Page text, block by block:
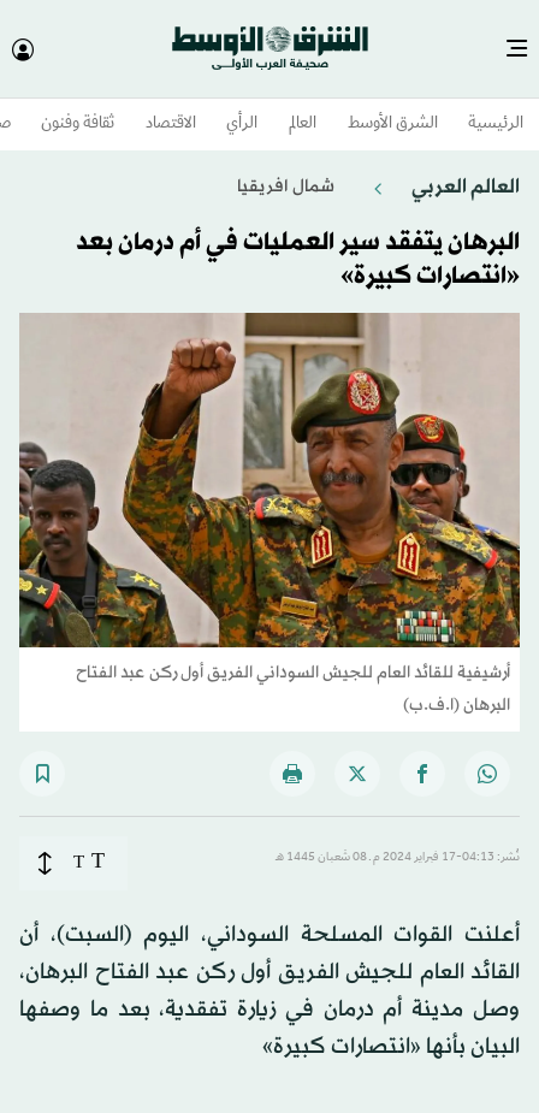
الرئيسية الشرق الأوسط​ العالم الرأي الاقتصاد ثقافة وفنون
العالم العربي شمال افريقيا
البرهان يتفقد سير العمليات في أم درمان بعد
«انتصارات كبيرة»
أرشيفية للقائد العام للجيش السوداني الفريق أول ركن عبد الفتاح
البرهان (ا.ف.ب)
نُشر: 04:13-17 فبراير 2024 م ـ 08 شَعبان 1445 هـ T
T
أعلنت القوات المسلحة السوداني، اليوم (السبت)، أن
القائد العام للجيش الفريق أول ركن عبد الفتاح البرهان،
وصل مدينة أم درمان في زيارة تفقدية، بعد ما وصفها
البيان بأنها «انتصارات كبيرة»